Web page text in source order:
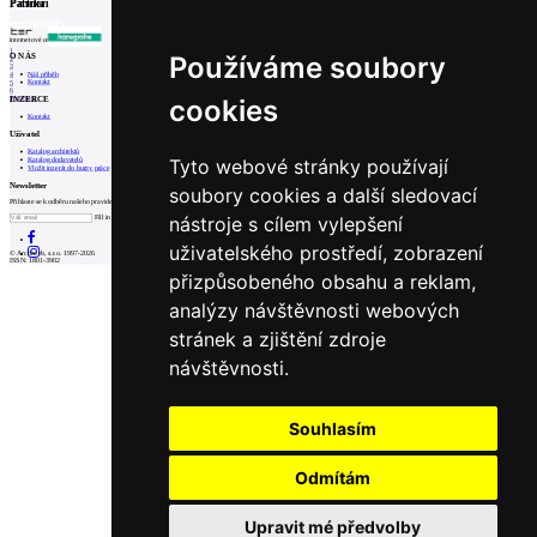
Používáme soubory
cookies
Tyto webové stránky používají
soubory cookies a další sledovací
nástroje s cílem vylepšení
uživatelského prostředí, zobrazení
přizpůsobeného obsahu a reklam,
analýzy návštěvnosti webových
stránek a zjištění zdroje
návštěvnosti.
Souhlasím
Odmítám
Upravit mé předvolby
Partneři
1
2
3
4
5
6
PrevNext
Patička
internetové centrum architektury
O NÁS
Náš příběh
Kontakt
INZERCE
Kontakt
Uživatel
Katalog architektů
Katalog dodavatelů
Vložit inzerát do burzy práce
Newsletter
Přihlaste se k odběru našeho pravidelného týdenního newsletteru:
Fill in „nospam“
© Archiweb, s.r.o. 1997-2026
ISSN: 1801-3902